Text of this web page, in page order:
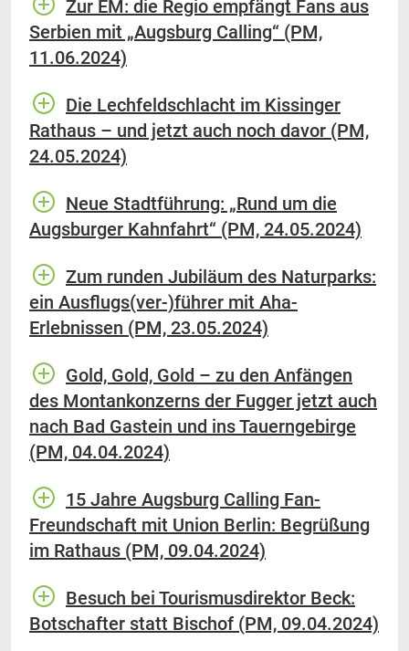
Zur EM: die Regio empfängt Fans aus
Serbien mit „Augsburg Calling“ (PM,
11.06.2024)
Die Lechfeldschlacht im Kissinger
Rathaus – und jetzt auch noch davor (PM,
24.05.2024)
Neue Stadtführung: „Rund um die
Augsburger Kahnfahrt“ (PM, 24.05.2024)
Zum runden Jubiläum des Naturparks:
ein Ausflugs(ver-)führer mit Aha-
Erlebnissen (PM, 23.05.2024)
Gold, Gold, Gold – zu den Anfängen
des Montankonzerns der Fugger jetzt auch
nach Bad Gastein und ins Tauerngebirge
(PM, 04.04.2024)
15 Jahre Augsburg Calling Fan-
Freundschaft mit Union Berlin: Begrüßung
im Rathaus (PM, 09.04.2024)
Besuch bei Tourismusdirektor Beck:
Botschafter statt Bischof (PM, 09.04.2024)